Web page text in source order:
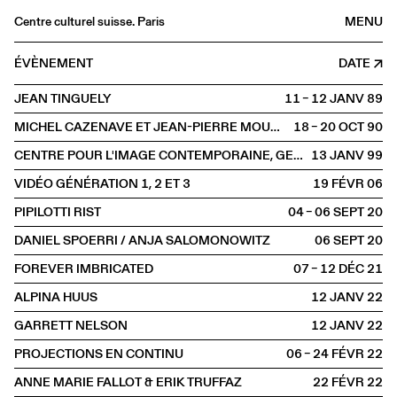
MENU
Centre culturel suisse. Paris
Agenda
Librairie
Buvette
Archives
Médiathèque
Éditions
Informations
FR/EN
PROJECTION Arts visuels
ÉVÈNEMENT
DATE
JEAN TINGUELY
11 – 12 JANV1989
MICHEL CAZENAVE ET JEAN-PIERRE MOULIN
18 – 20 OCT1990
CENTRE POUR L'IMAGE CONTEMPORAINE, GENÈVE 13 JANV1999
VIDÉO GÉNÉRATION 1, 2 ET 3
19 FÉVR2006
PIPILOTTI RIST
04 – 06 SEPT2020
DANIEL SPOERRI / ANJA SALOMONOWITZ
06 SEPT2020
FOREVER IMBRICATED
07 – 12 DÉC2021
ALPINA HUUS
12 JANV2022
GARRETT NELSON
12 JANV2022
PROJECTIONS EN CONTINU
06 – 24 FÉVR2022
ANNE MARIE FALLOT & ERIK TRUFFAZ
22 FÉVR2022